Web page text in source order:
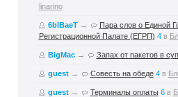
linarino
6bIBaeT→
Пара слов о Единой
Регистрационной Палате (ЕГРП) 4в
BigMac→ Запах от пакетов в
guest→ Совесть на обеде 4в
guest→ Терминалы оплаты 6в